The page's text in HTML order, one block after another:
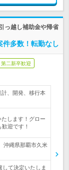
っ越し補助金や帰省
件多数！転勤なし
第二新卒歓迎
、開発、移行本
します！グロー
迎です！
縄県那覇市久米
て決定いたしま